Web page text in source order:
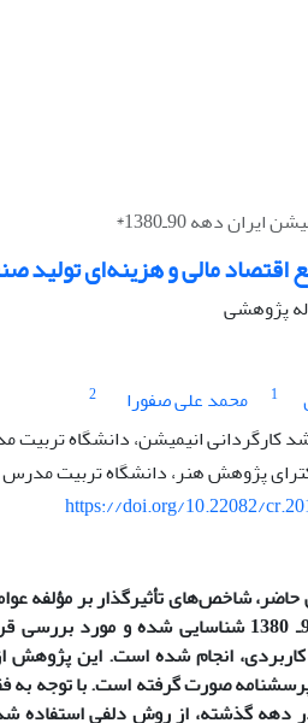
دهه 90ـ1380*
مالی و هزینه‌ای تولید صنعتی
پژوهشی
1 محمد علی صفورا
2
کارگردانی انیمیشن، دانشگاه
پژوهش هنر، دانشگاه تربیت مدرس
https://doi.org/10.22082/
شاخص‌های تأثیرگذار بر مؤلفه
در دهه 90ـ 1380 شناسایی شده و
انجام شده است. این
صورت گرفته است. با توجه
دهه گذشته، از روش دلفی استفاده